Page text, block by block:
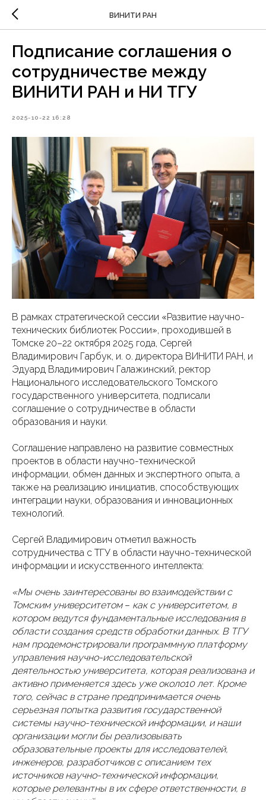
ВИНИТИ РАН
Подписание соглашения о
сотрудничестве между
ВИНИТИ РАН и НИ ТГУ
2025-10-22 16:28
В рамках стратегической сессии «Развитие научно-
технических библиотек России», проходившей в
Томске 20–22 октября 2025 года, Сергей
Владимирович Гарбук, и. о. директора ВИНИТИ РАН, и
Эдуард Владимирович Галажинский, ректор
Национального исследовательского Томского
государственного университета, подписали
соглашение о сотрудничестве в области
образования и науки.
Соглашение направлено на развитие совместных
проектов в области научно-технической
информации, обмен данных и экспертного опыта, а
также на реализацию инициатив, способствующих
интеграции науки, образования и инновационных
технологий.
Сергей Владимирович отметил важность
сотрудничества с ТГУ в области научно-технической
информации и искусственного интеллекта:
«Мы очень заинтересованы во взаимодействии с
Томским университетом – как с университетом, в
котором ведутся фундаментальные исследования в
области создания средств обработки данных. В ТГУ
нам продемонстрировали программную платформу
управления научно-исследовательской
деятельностью университета, которая реализована и
активно применяется здесь уже около10 лет. Кроме
того, сейчас в стране предпринимается очень
серьезная попытка развития государственной
системы научно-технической информации, и наши
организации могли бы реализовывать
образовательные проекты для исследователей,
инженеров, разработчиков с описанием тех
источников научно-технической информации,
которые релевантны в их сфере ответственности, в